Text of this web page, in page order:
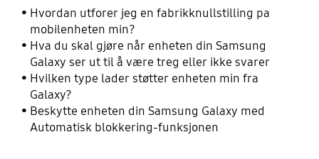
Hvordan utforer jeg en fabrikknullstilling pa
mobilenheten min?
Hva du skal gjøre når enheten din Samsung
Galaxy ser ut til å være treg eller ikke svarer
Hvilken type lader støtter enheten min fra
Galaxy?
Beskytte enheten din Samsung Galaxy med
Automatisk blokkering-funksjonen